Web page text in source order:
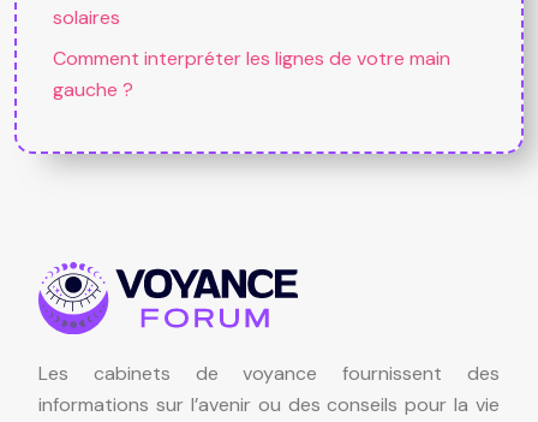
solaires
Comment interpréter les lignes de votre main
gauche ?
Les cabinets de voyance fournissent des
informations sur l’avenir ou des conseils pour la vie